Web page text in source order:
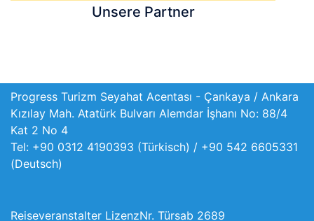
Unsere Partner
Progress Turizm Seyahat Acentası - Çankaya / Ankara
Kızılay Mah. Atatürk Bulvarı Alemdar İşhanı No: 88/4
Kat 2 No 4
Tel: +90 0312 4190393 (Türkisch) / +90 542 6605331
(Deutsch)
Reiseveranstalter LizenzNr. Türsab 2689